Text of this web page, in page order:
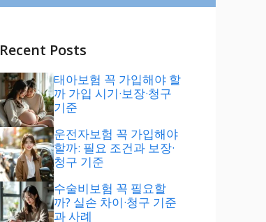
Recent Posts
태아보험 꼭 가입해야 할
까 가입 시기·보장·청구
기준
운전자보험 꼭 가입해야
할까: 필요 조건과 보장·
청구 기준
수술비보험 꼭 필요할
까? 실손 차이·청구 기준
과 사례